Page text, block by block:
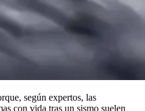
según expertos, las
con vida tras un sismo suelen